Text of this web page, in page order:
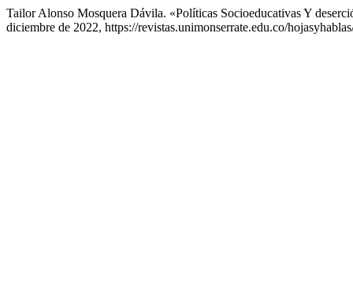
Tailor Alonso Mosquera Dávila. «Políticas Socioeducativas Y
diciembre de 2022, https://revistas.unimonserrate.edu.co/